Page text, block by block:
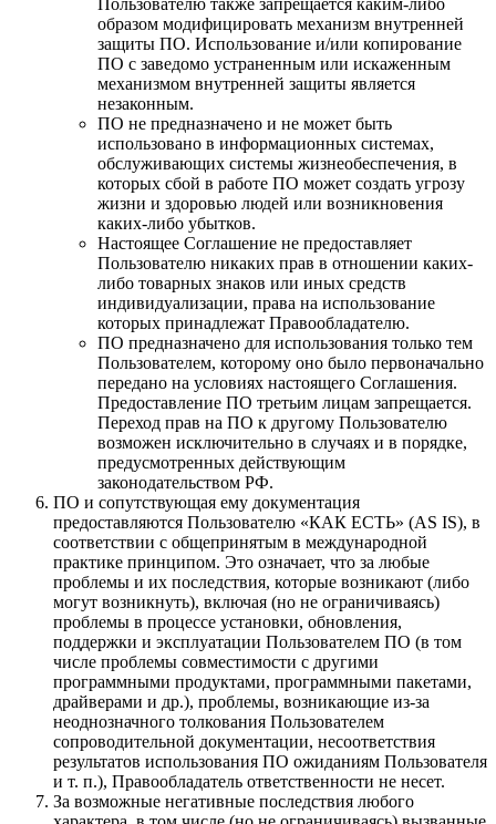
Пользователю также запрещается каким-либо
образом модифицировать механизм внутренней
защиты ПО. Использование и/или копирование
ПО с заведомо устраненным или искаженным
механизмом внутренней защиты является
незаконным.
ПО не предназначено и не может быть
использовано в информационных системах,
обслуживающих системы жизнеобеспечения, в
которых сбой в работе ПО может создать угрозу
жизни и здоровью людей или возникновения
каких-либо убытков.
Настоящее Соглашение не предоставляет
Пользователю никаких прав в отношении каких-
либо товарных знаков или иных средств
индивидуализации, права на использование
которых принадлежат Правообладателю.
ПО предназначено для использования только тем
Пользователем, которому оно было первоначально
передано на условиях настоящего Соглашения.
Предоставление ПО третьим лицам запрещается.
Переход прав на ПО к другому Пользователю
возможен исключительно в случаях и в порядке,
предусмотренных действующим
законодательством РФ.
ПО и сопутствующая ему документация
предоставляются Пользователю «КАК ЕСТЬ» (AS IS), в
соответствии с общепринятым в международной
практике принципом. Это означает, что за любые
проблемы и их последствия, которые возникают (либо
могут возникнуть), включая (но не ограничиваясь)
проблемы в процессе установки, обновления,
поддержки и эксплуатации Пользователем ПО (в том
числе проблемы совместимости с другими
программными продуктами, программными пакетами,
драйверами и др.), проблемы, возникающие из-за
неоднозначного толкования Пользователем
сопроводительной документации, несоответствия
результатов использования ПО ожиданиям Пользователя
и т. п.), Правообладатель ответственности не несет.
За возможные негативные последствия любого